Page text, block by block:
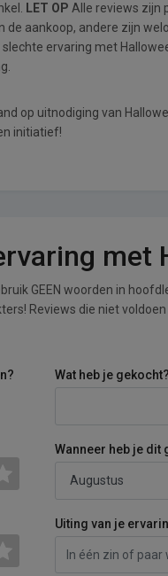
LET OP Alle reviews zijn
de aankoop, andere zijn
ervaring met
op uitnodiging van
initiatief!
met
GEEN woorden in
Reviews die niet
Wat heb je gekocht?
Wanneer heb je dit
Uiting van je